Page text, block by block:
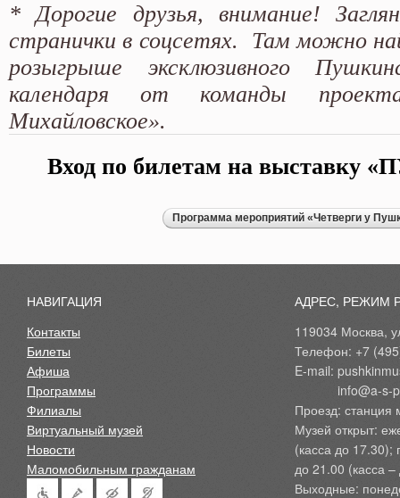
* Дорогие друзья, внимание!
странички в соцсетях. Там можно
розыгрыше эксклюзивного
календаря от команды
Михайловское».
Вход по билетам на выставку
НАВИГАЦИЯ
Контакты
Билеты
Афиша
Программы
Филиалы
Виртуальный музей
Новости
Маломобильным гражданам
АДРЕС, РЕЖИМ
119034 Москва,
Телефон: +7
E-mail:
Проезд: станция
Музей открыт:
(касса до 17.30);
до 21.00 (касса
Выходные: